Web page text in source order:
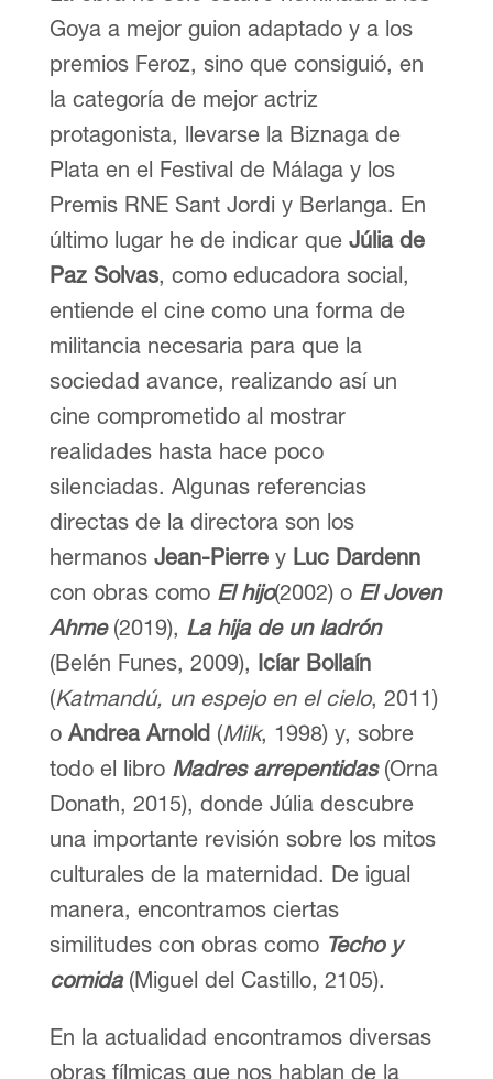
Goya a mejor guion adaptado y a los
premios Feroz, sino que consiguió, en
la categoría de mejor actriz
protagonista, llevarse la Biznaga de
Plata en el Festival de Málaga y los
Premis RNE Sant Jordi y Berlanga. En
último lugar he de indicar que Júlia de
Paz Solvas, como educadora social,
entiende el cine como una forma de
militancia necesaria para que la
sociedad avance, realizando así un
cine comprometido al mostrar
realidades hasta hace poco
silenciadas. Algunas referencias
directas de la directora son los
hermanos Jean-PierreyLuc Dardenn
con obras como El hijo(2002) o El Joven
Ahme(2019), La hija de un ladrón
(Belén Funes, 2009), Icíar Bollaín
(Katmandú, un espejo en el cielo, 2011)
o Andrea Arnold (Milk, 1998) y, sobre
todo el libro Madres arrepentidas(Orna
Donath, 2015), donde Júlia descubre
una importante revisión sobre los mitos
culturales de la maternidad. De igual
manera, encontramos ciertas
similitudes con obras como Techo y
comida(Miguel del Castillo, 2105).
En la actualidad encontramos diversas
obras fílmicas que nos hablan de la